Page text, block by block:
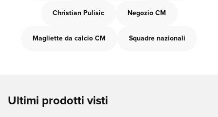
Christian Pulisic Negozio CM
Magliette da calcio CM Squadre nazionali
Ultimi prodotti visti